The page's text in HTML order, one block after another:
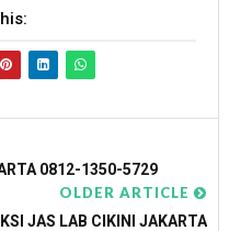
0812-1350-5729
OLDER ARTICLE
JAS LAB CIKINI JAKARTA